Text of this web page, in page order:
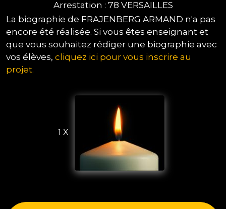
Arrestation : 78 VERSAILLES
La biographie de FRAJENBERG ARMAND n'a pas
encore été réalisée. Si vous êtes enseignant et
que vous souhaitez rédiger une biographie avec
vos élèves, cliquez ici pour vous inscrire au
projet.
1 X